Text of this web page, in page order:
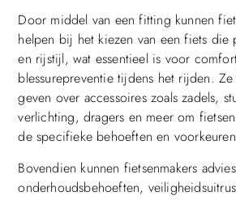
Door middel van een fitting kunnen
helpen bij het kiezen van een fiets die
en rijstijl, wat essentieel is voor
blessurepreventie tijdens het rijden.
geven over accessoires zoals zadels,
verlichting, dragers en meer om fietsen
de specifieke behoeften en
Bovendien kunnen fietsenmakers
onderhoudsbehoeften,